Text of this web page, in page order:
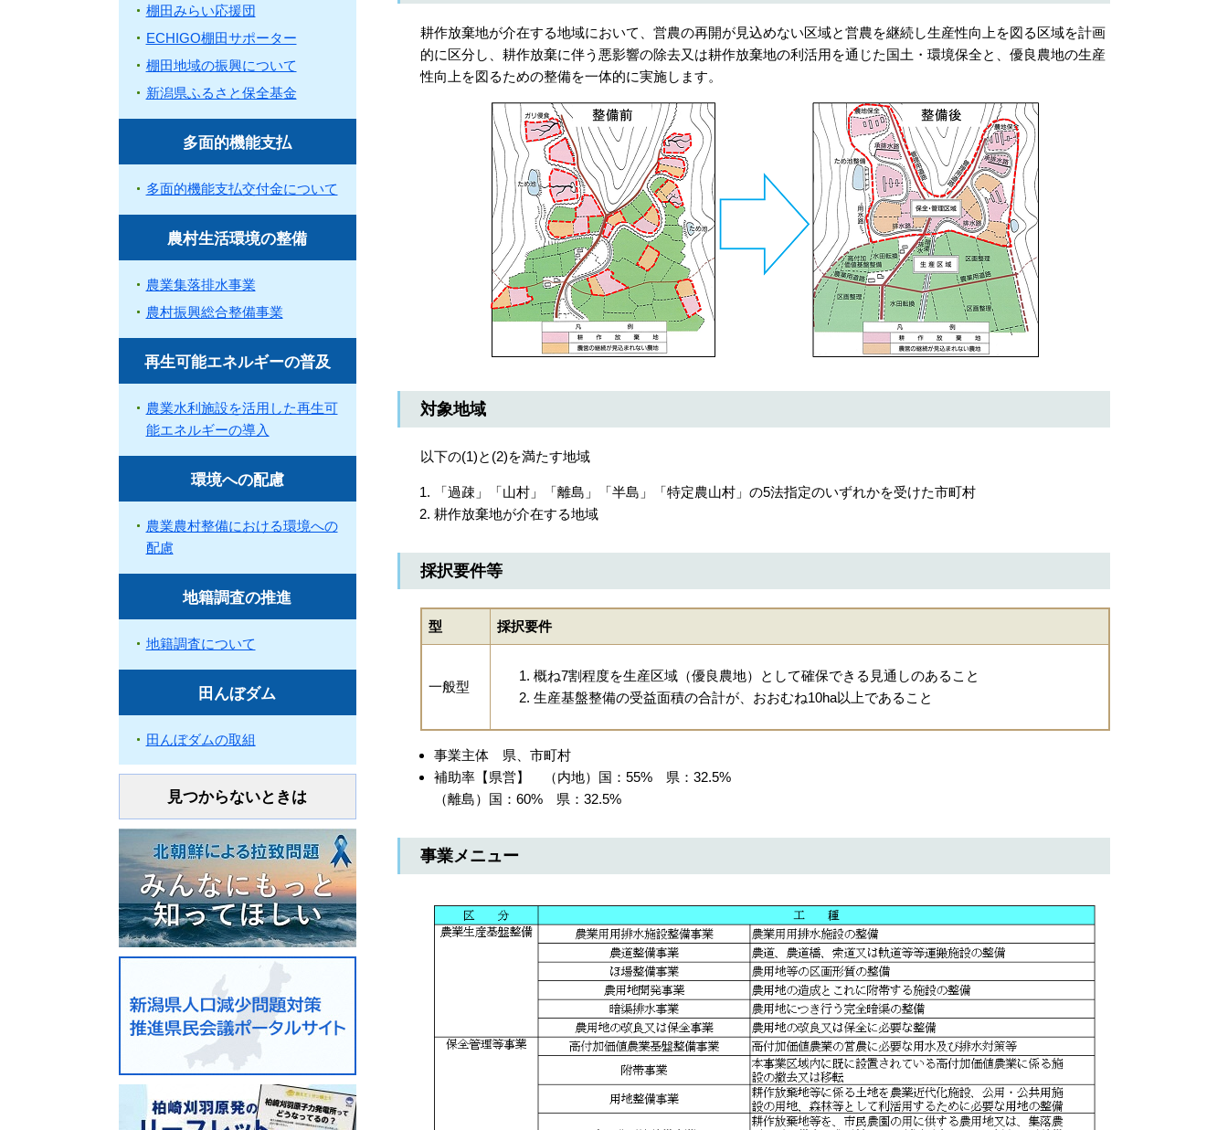
耕作放棄地が介在する地域において、営農の再開が見込めない区域と営農を継続し生産性向上を図る区域を計画
的に区分し、耕作放棄に伴う悪影響の除去又は耕作放棄地の利活用を通じた国土・環境保全と、優良農地の生産
性向上を図るための整備を一体的に実施します。
対象地域
以下の(1)と(2)を満たす地域
「過疎」「山村」「離島」「半島」「特定農山村」の5法指定のいずれかを受けた市町村
耕作放棄地が介在する地域
採択要件等
型 採択要件
一般型
概ね7割程度を生産区域（優良農地）として確保できる見通しのあること
生産基盤整備の受益面積の合計が、おおむね10ha以上であること
事業主体 県、市町村
補助率【県営】 （内地）国：55% 県：32.5%
（離島）国：60% 県：32.5%
事業メニュー
棚田みらい応援団
ECHIGO棚田サポーター
棚田地域の振興について
新潟県ふるさと保全基金
多面的機能支払
多面的機能支払交付金について
農村生活環境の整備
農業集落排水事業
農村振興総合整備事業
再生可能エネルギーの普及
農業水利施設を活用した再生可
能エネルギーの導入
環境への配慮
農業農村整備における環境への
配慮
地籍調査の推進
地籍調査について
田んぼダム
田んぼダムの取組
見つからないときは